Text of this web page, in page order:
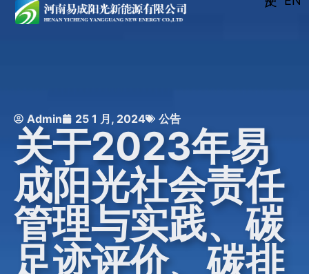
Admin 25 1 月, 2024 公告
关于2023年易
成阳光社会责任
管理与实践、碳
足迹评价、碳排